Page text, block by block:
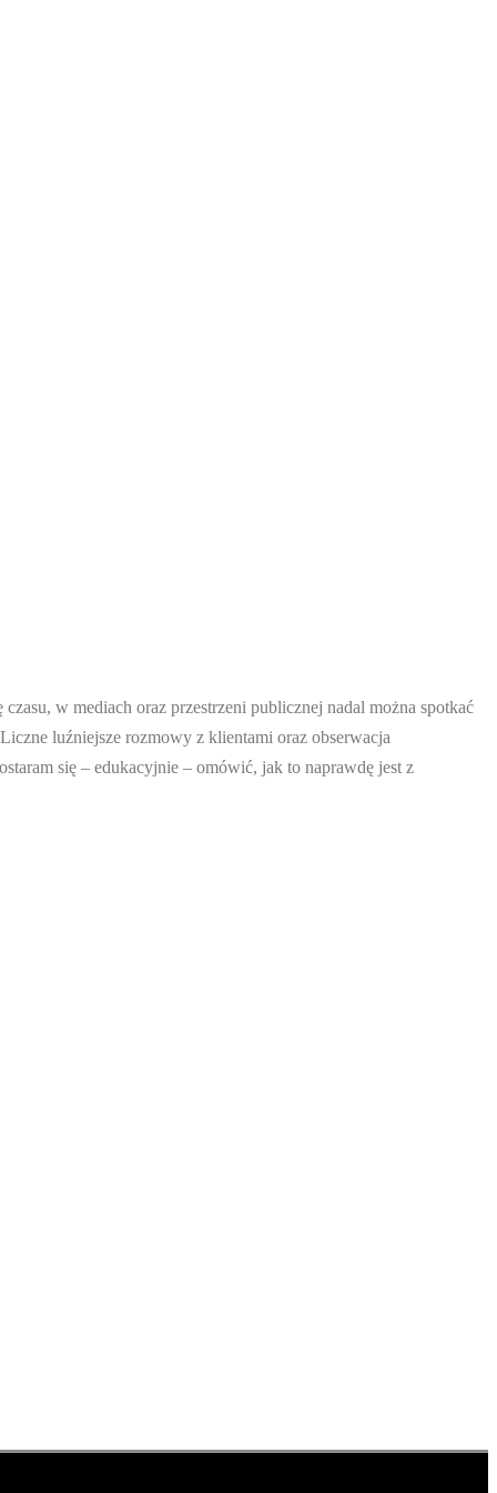
w mediach oraz przestrzeni publicznej nadal można spotkać
luźniejsze rozmowy z klientami oraz obserwacja
się – edukacyjnie – omówić, jak to naprawdę jest z